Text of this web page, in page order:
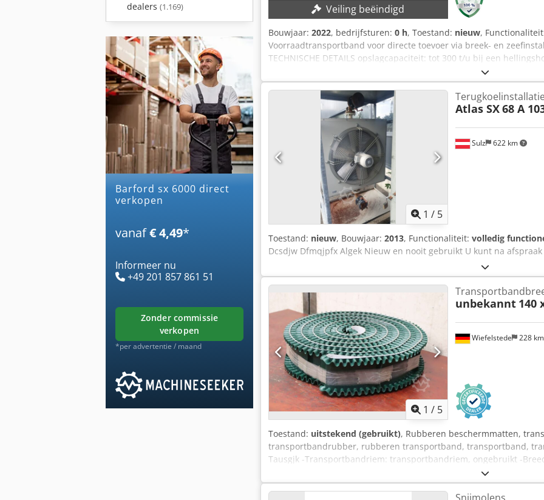
dealers (1.169)
barford sx 6000 direct
verkopen
vanaf€ 4,49*
Informeer nu
+49 201 857 861 51
zonder commissie
verkopen
*per advertentie / maand
Veiling beëindigd
Bouwjaar: 2022, bedrijfsturen: 0 h, Toestand: nieuw,
Voorraadtransportband voor directe toevoer via breek- en
TECHNISCHE DETAILS opslagcapaciteit: tot 300 t/u bij een
Opslagcapaciteit (rotatie 0°): 2500 t Stapelcapaciteit (rotatie 90°):
15000 t Invoermaat: 0 / 200 mm Transportbandlengte: 18252 mm
Loshoogte: max. 8320 mm Rubberband: 3-laags glad inclusief
2500 mm Plaatbreedte: 400 mm Perkins dieselmotor: 37kW Eigen
Kabelafstandsbediening voor rupsonderwagen Dedpfxspdqr Ee
centraal smeerpunt
1 / 5
Sulz 622 km
Atlas SX68 A
Toestand: nieuw, Bouwjaar: 2013, Functionaliteit: volledig
Dcsdjw Dfmqjpfx Algek Nieuw en nooit gebruikt U kunt na
1 / 5
Wiefelstede 228 km
unbekannt 140
Toestand: uitstekend (gebruikt), Rubberen beschermmatten,
transportbandrubber, rubberen transportband, transportband,
Tausgjk -Transportbandriem: transportbandriem, ongebruikt -
Afmetingen transport: Ø 660 x 140 mm -Gewicht: 5,9 kg
Snijmolens